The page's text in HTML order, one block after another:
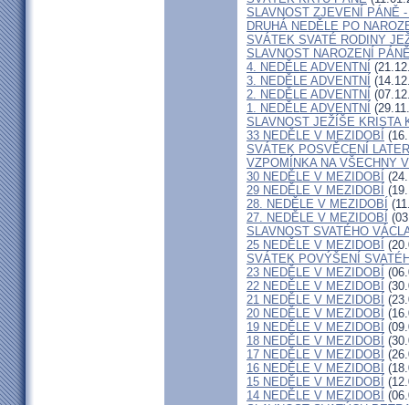
SLAVNOST ZJEVENÍ PÁNĚ
DRUHÁ NEDĚLE PO
SVÁTEK SVATÉ RODINY
SLAVNOST NAROZENÍ
4. NEDĚLE ADVENTNÍ
3. NEDĚLE ADVENTNÍ
2. NEDĚLE ADVENTNÍ
1. NEDĚLE ADVENTNÍ
SLAVNOST JEŽÍŠE KRISTA
33 NEDĚLE V MEZIDOBÍ
SVÁTEK POSVĚCENÍ
VZPOMÍNKA NA VŠECHNY
30 NEDĚLE V MEZIDOBÍ
29 NEDĚLE V MEZIDOBÍ
28. NEDĚLE V MEZIDOBÍ
27. NEDĚLE V MEZIDOBÍ
SLAVNOST SVATÉHO
25 NEDĚLE V MEZIDOBÍ
SVÁTEK POVÝŠENÍ
23 NEDĚLE V MEZIDOBÍ
22 NEDĚLE V MEZIDOBÍ
21 NEDĚLE V MEZIDOBÍ
20 NEDĚLE V MEZIDOBÍ
19 NEDĚLE V MEZIDOBÍ
18 NEDĚLE V MEZIDOBÍ
17 NEDĚLE V MEZIDOBÍ
16 NEDĚLE V MEZIDOBÍ
15 NEDĚLE V MEZIDOBÍ
14 NEDĚLE V MEZIDOBÍ